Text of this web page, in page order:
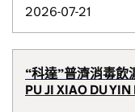
2026-07-21
“科達”普濟消毒飲
PU JI XIAO DU